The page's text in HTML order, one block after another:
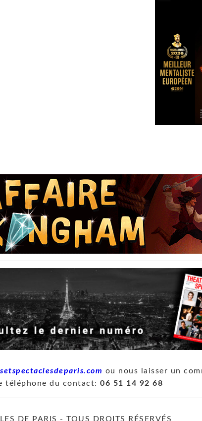
ou nous laisser un
téléphone du contact: 06 51 14 92 68
DE PARIS - TOUS DROITS RÉSERVÉS